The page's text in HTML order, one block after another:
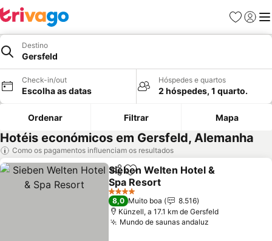
Favoritos
Iniciar
Destino
Gersfeld
Check-in/out
Escolha as datas
Hóspedes e quartos
2 hóspedes, 1 quarto.
Ordenar Filtrar Mapa
Hotéis económicos em Gersfeld, Alemanha
Como os pagamentos influenciam os resultados
PartilharAdicionar aos favoritos
Sieben Welten Hotel &
Spa Resort
Ver preços
4 Estrelas
8,0 Muito boa
8.516
Künzell, a 17.1 km de Gersfeld
Mundo de saunas andaluz